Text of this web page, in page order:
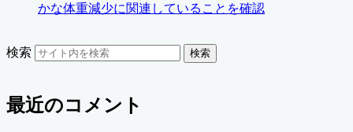
かな体重減少に関連していることを確認
検索 検索
最近のコメント